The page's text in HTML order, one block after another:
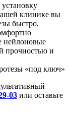
клинике вы
быстро,
нейлоновые
прочностью и
«под ключ»
03 или оставьте